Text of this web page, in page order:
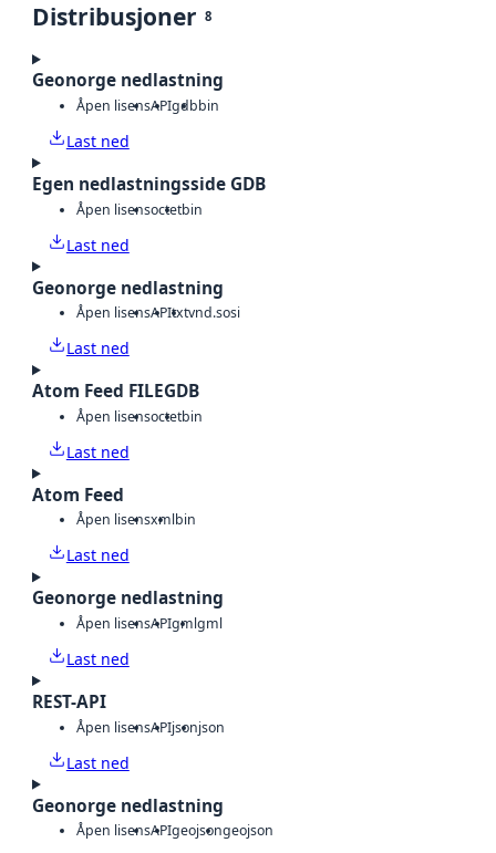
Distribusjoner 8
Geonorge nedlastning
Åpen lisensAPIgdbbin
Last ned
Egen nedlastningsside GDB
Åpen lisensoctetbin
Last ned
Geonorge nedlastning
Åpen lisensAPItxtvnd.sosi
Last ned
Atom Feed FILEGDB
Åpen lisensoctetbin
Last ned
Atom Feed
Åpen lisensxmlbin
Last ned
Geonorge nedlastning
Åpen lisensAPIgmlgml
Last ned
REST-API
Åpen lisensAPIjsonjson
Last ned
Geonorge nedlastning
Åpen lisensAPIgeojsongeojson